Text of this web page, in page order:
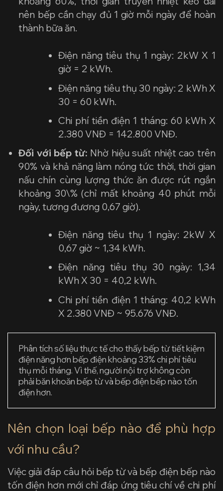
nên bếp cần chạy đủ 1 giờ mỗi ngày để hoàn
thành bữa ăn.
Điện năng tiêu thụ 1 ngày: 2kW X 1
giờ = 2 kWh.
Điện năng tiêu thụ 30 ngày: 2 kWh X
30 = 60 kWh.
Chi phí tiền điện 1 tháng: 60 kWh X
2.380 VNĐ = 142.800 VNĐ.
Đối với bếp từ: Nhờ hiệu suất nhiệt cao trên
90% và khả năng làm nóng tức thời, thời gian
nấu chín cùng lượng thức ăn được rút ngắn
khoảng 30\% (chỉ mất khoảng 40 phút mỗi
ngày, tương đương 0,67 giờ).
Điện năng tiêu thụ 1 ngày: 2kW X
0,67 giờ ~ 1,34 kWh.
Điện năng tiêu thụ 30 ngày: 1,34
kWh X 30 = 40,2 kWh.
Chi phí tiền điện 1 tháng: 40,2 kWh
X 2.380 VNĐ ~ 95.676 VNĐ.
Phân tích số liệu thực tế cho thấy bếp từ tiết kiệm
điện năng hơn bếp điện khoảng 33% chi phí tiêu
thụ mỗi tháng. Vì thế, người nội trợ không còn
phải băn khoăn bếp từ và bếp điện bếp nào tốn
điện hơn.
Nên chọn loại bếp nào để phù hợp
với nhu cầu?
Việc giải đáp câu hỏi bếp từ và bếp điện bếp nào
tốn điện hơn mới chỉ đáp ứng tiêu chí về chi phí